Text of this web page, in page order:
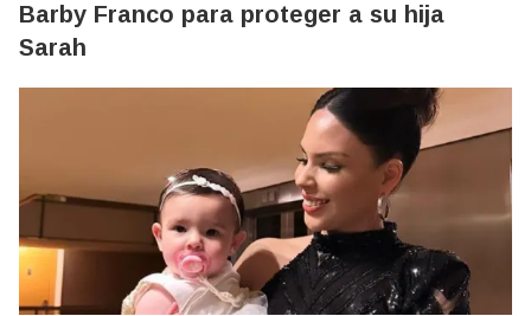
Barby Franco para proteger a su hija
Sarah